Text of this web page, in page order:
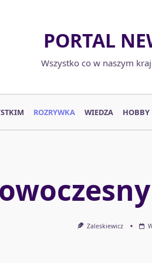
PORTAL
Wszystko co w naszym
ROZRYWKA WIEDZA HOBBY
Zaleskiewicz